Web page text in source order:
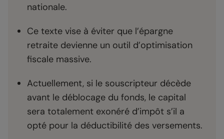
nationale.
Ce texte vise à éviter que l’épargne
retraite devienne un outil d’optimisation
fiscale massive.
Actuellement, si le souscripteur décède
avant le déblocage du fonds, le capital
sera totalement exonéré d’impôt s’il a
opté pour la déductibilité des versements.